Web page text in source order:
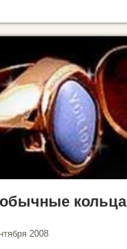
кольца
2008